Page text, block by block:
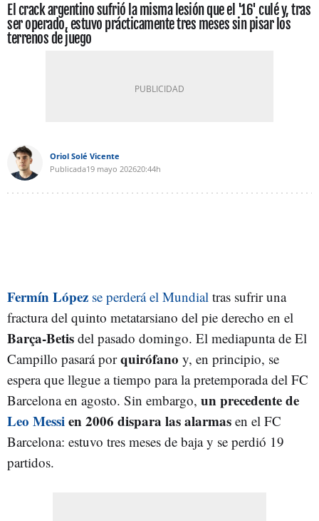
El crack argentino sufrió la misma lesión que el '16' culé y, tras
ser operado, estuvo prácticamente tres meses sin pisar los
terrenos de juego
Oriol Solé Vicente
Publicada19 mayo 202620:44h
FermínLópez se perderá el Mundial tras sufrir una
fractura del quinto metatarsiano del pie derecho en el
Barça-Betis del pasado domingo. El mediapunta de El
Campillo pasará porquirófano y, en principio, se
espera que llegue a tiempo para la pretemporada del FC
Barcelona en agosto. Sin embargo, un precedente de
Leo Messien 2006 dispara las alarmas en el FC
Barcelona: estuvo tres meses de baja y se perdió 19
partidos.